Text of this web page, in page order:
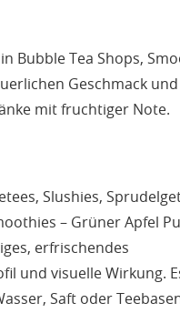
Bubble Tea Shops,
Geschmack
mit fruchtiger Note.
Slushies,
– Grüner Apfel
erfrischendes
und visuelle Wirkung.
Saft oder